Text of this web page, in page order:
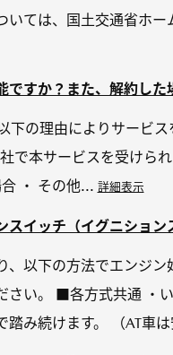
ては、国土交通省ホ
ですか？また、解約した
の理由によりサービ
で本サービスを受けら
・ その他... 詳細表示
スイッチ（イグニション
以下の方法でエンジ
さい。 ■各方式共通 ・
み続けます。 （AT車